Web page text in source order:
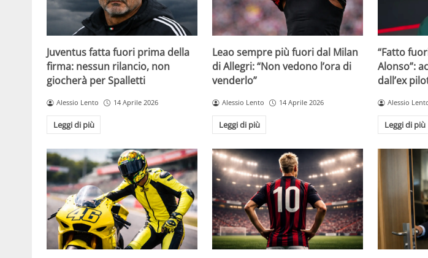
Juventus fatta fuori prima della
firma: nessun rilancio, non
giocherà per Spalletti
Alessio Lento 14 Aprile 2026
Leggi di più
Leao sempre più fuori dal Milan
di Allegri: “Non vedono l’ora di
venderlo”
Alessio Lento 14 Aprile 2026
Leggi di più
“Fatto
Alonso”:
dall’ex
Alessio
Leggi di più